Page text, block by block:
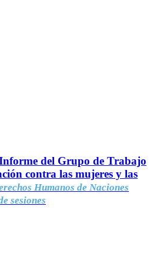
del Grupo de Trabajo
contra las mujeres y las
Humanos de Naciones
sesiones